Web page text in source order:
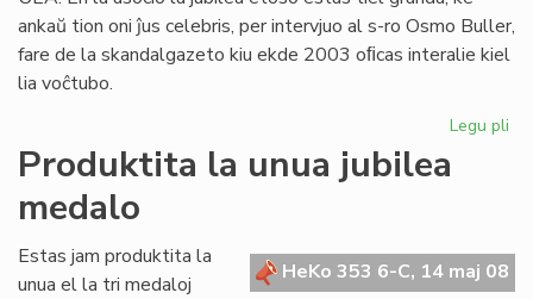
ankaŭ tion oni ĵus celebris, per intervjuo al s-ro Osmo Buller,
fare de la skandalgazeto kiu ekde 2003 oﬁcas interalie kiel
lia voĉtubo.
Legu pli
Produktita la unua jubilea
medalo
HeKo 353 6-C, 14 maj 08
Estas jam produktita la
unua el la tri medaloj